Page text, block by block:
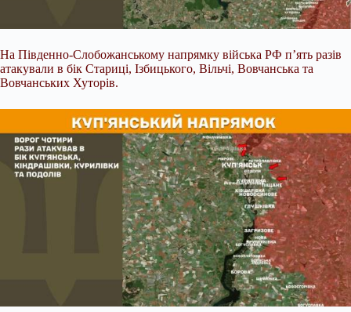
На Південно-Слобожанському напрямку війська РФ п’ять разів
атакували в бік Стариці, Ізбицького, Вільчі, Вовчанська та
Вовчанських Хуторів.